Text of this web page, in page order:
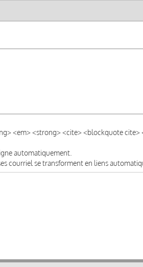
<em> <strong> <cite> <blockquote
automatiquement.
courriel se transforment en liens